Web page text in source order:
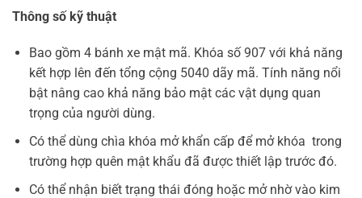
Thông số kỹ thuật
Bao gồm 4 bánh xe mật mã. Khóa số 907 với khả năng
kết hợp lên đến tổng cộng 5040 dãy mã. Tính năng nổi
bật nâng cao khả năng bảo mật các vật dụng quan
trọng của người dùng.
Có thể dùng chìa khóa mở khẩn cấp để mở khóa trong
trường hợp quên mật khẩu đã được thiết lập trước đó.
Có thể nhận biết trạng thái đóng hoặc mở nhờ vào kim